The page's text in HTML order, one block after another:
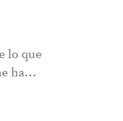
lo que
ha…